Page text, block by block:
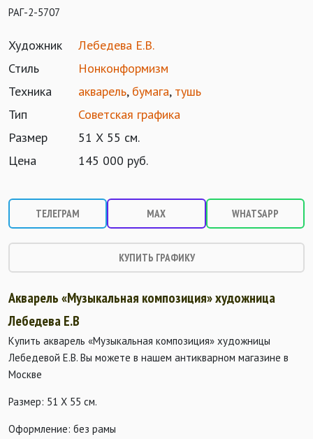
РАГ-2-5707
Художник
Лебедева Е.В.
Стиль
Нонконформизм
Техника
акварель, бумага, тушь
Тип
Советская графика
Размер
51 Х 55 см.
Цена
145 000 руб.
ТЕЛЕГРАМ MAX WHATSAPP
КУПИТЬ ГРАФИКУ
Акварель «Музыкальная композиция» художница
Лебедева Е.В
Купить акварель «Музыкальная композиция» художницы
Лебедевой Е.В. Вы можете в нашем антикварном магазине в
Москве
Размер: 51 Х 55 см.
Оформление: без рамы